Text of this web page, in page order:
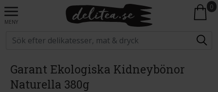
MENY
0
Garant Ekologiska Kidneybönor
Naturella 380g